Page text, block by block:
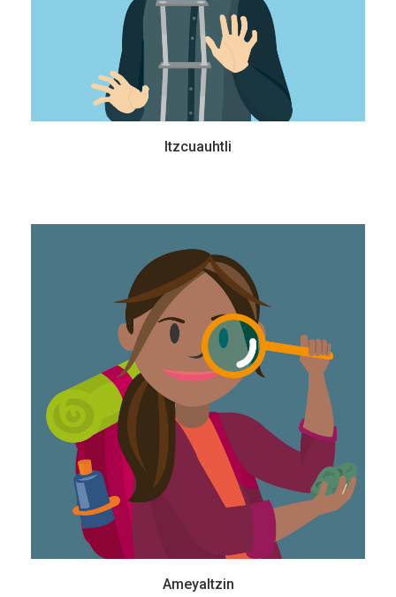
Itzcuauhtli
Ameyaltzin
Ameyaltzin
15 años - Secundaria
Es una joven que le fascina observar la naturaleza a su alrededor, sentir el viento
y la lluvia. A veces no aguanta la tentación y termina quitándose los zapatos para
sentir la tierra mojada bajo sus pies.